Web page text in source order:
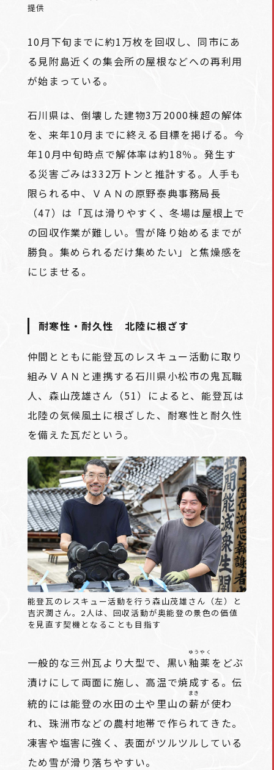
提供
10月下旬までに約1万枚を回収し、同市にあ
る見附島近くの集会所の屋根などへの再利用
が始まっている。
石川県は、倒壊した建物3万2000棟超の解体
を、来年10月までに終える目標を掲げる。今
年10月中旬時点で解体率は約18％。発生す
る災害ごみは332万トンと推計する。人手も
限られる中、ＶＡＮの原野泰典事務局長
（47）は「瓦は滑りやすく、冬場は屋根上で
の回収作業が難しい。雪が降り始めるまでが
勝負。集められるだけ集めたい」と焦燥感を
にじませる。
耐寒性・耐久性 北陸に根ざす
仲間とともに能登瓦のレスキュー活動に取り
組みＶＡＮと連携する石川県小松市の鬼瓦職
人、森山茂雄さん（51）によると、能登瓦は
北陸の気候風土に根ざした、耐寒性と耐久性
を備えた瓦だという。
能登瓦のレスキュー活動を行う森山茂雄さん（左）と
吉沢潤さん。2人は、回収活動が奥能登の景色の価値
を見直す契機となることも目指す
一般的な三州瓦より大型で、黒い釉薬
ゆうやく
をどぶ
漬けにして両面に施し、高温で焼成する。伝
統的には能登の水田の土や里山の薪
まき
が使わ
れ、珠洲市などの農村地帯で作られてきた。
凍害や塩害に強く、表面がツルツルしている
ため雪が滑り落ちやすい。